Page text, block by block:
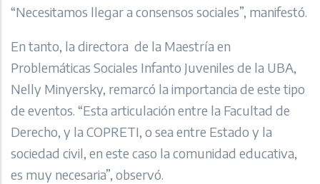
“Necesitamos llegar a consensos sociales”, manifestó.
En tanto, la directora de la Maestría en
Problemáticas Sociales Infanto Juveniles de la UBA,
Nelly Minyersky, remarcó la importancia de este tipo
de eventos. “Esta articulación entre la Facultad de
Derecho, y la COPRETI, o sea entre Estado y la
sociedad civil, en este caso la comunidad educativa,
es muy necesaria”, observó.